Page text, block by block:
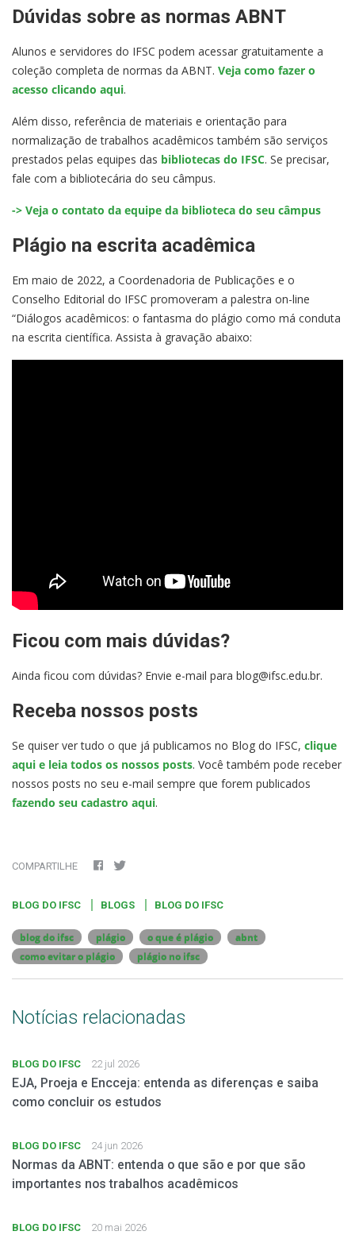
Dúvidas sobre as normas ABNT
Alunos e servidores do IFSC podem acessar gratuitamente a
coleção completa de normas da ABNT. Veja como fazer o
acesso clicando aqui.
Além disso, referência de materiais e orientação para
normalização de trabalhos acadêmicos também são serviços
prestados pelas equipes das bibliotecas do IFSC. Se precisar,
fale com a bibliotecária do seu câmpus.
-> Veja o contato da equipe da biblioteca do seu câmpus
Plágio na escrita acadêmica
Em maio de 2022, a Coordenadoria de Publicações e o
Conselho Editorial do IFSC promoveram a palestra on-line
“Diálogos acadêmicos: o fantasma do plágio como má conduta
na escrita científica. Assista à gravação abaixo:
Ficou com mais dúvidas?
Ainda ficou com dúvidas? Envie e-mail para blog@ifsc.edu.br.
Receba nossos posts
Se quiser ver tudo o que já publicamos no Blog do IFSC, clique
aqui e leia todos os nossos posts. Você também pode receber
nossos posts no seu e-mail sempre que forem publicados
fazendo seu cadastro aqui.
COMPARTILHE
BLOG DO IFSC BLOGS BLOG DO IFSC
blog do ifsc plágio o que é plágio
abnt
como evitar o plágio
plágio no ifsc
Notícias relacionadas
BLOG DO IFSC 22 jul 2026
EJA, Proeja e Encceja: entenda as diferenças e saiba
como concluir os estudos
BLOG DO IFSC 24 jun 2026
Normas da ABNT: entenda o que são e por que são
importantes nos trabalhos acadêmicos
BLOG DO IFSC 20 mai 2026